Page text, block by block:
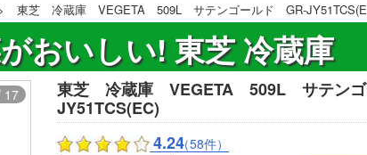
東芝 冷蔵庫 VEGETA 509L サテンゴールド GR-
おいしい! 東芝 冷蔵庫
17
東芝 冷蔵庫 VEGETA 509L サテン
JY51TCS(EC)
4.24（58件）